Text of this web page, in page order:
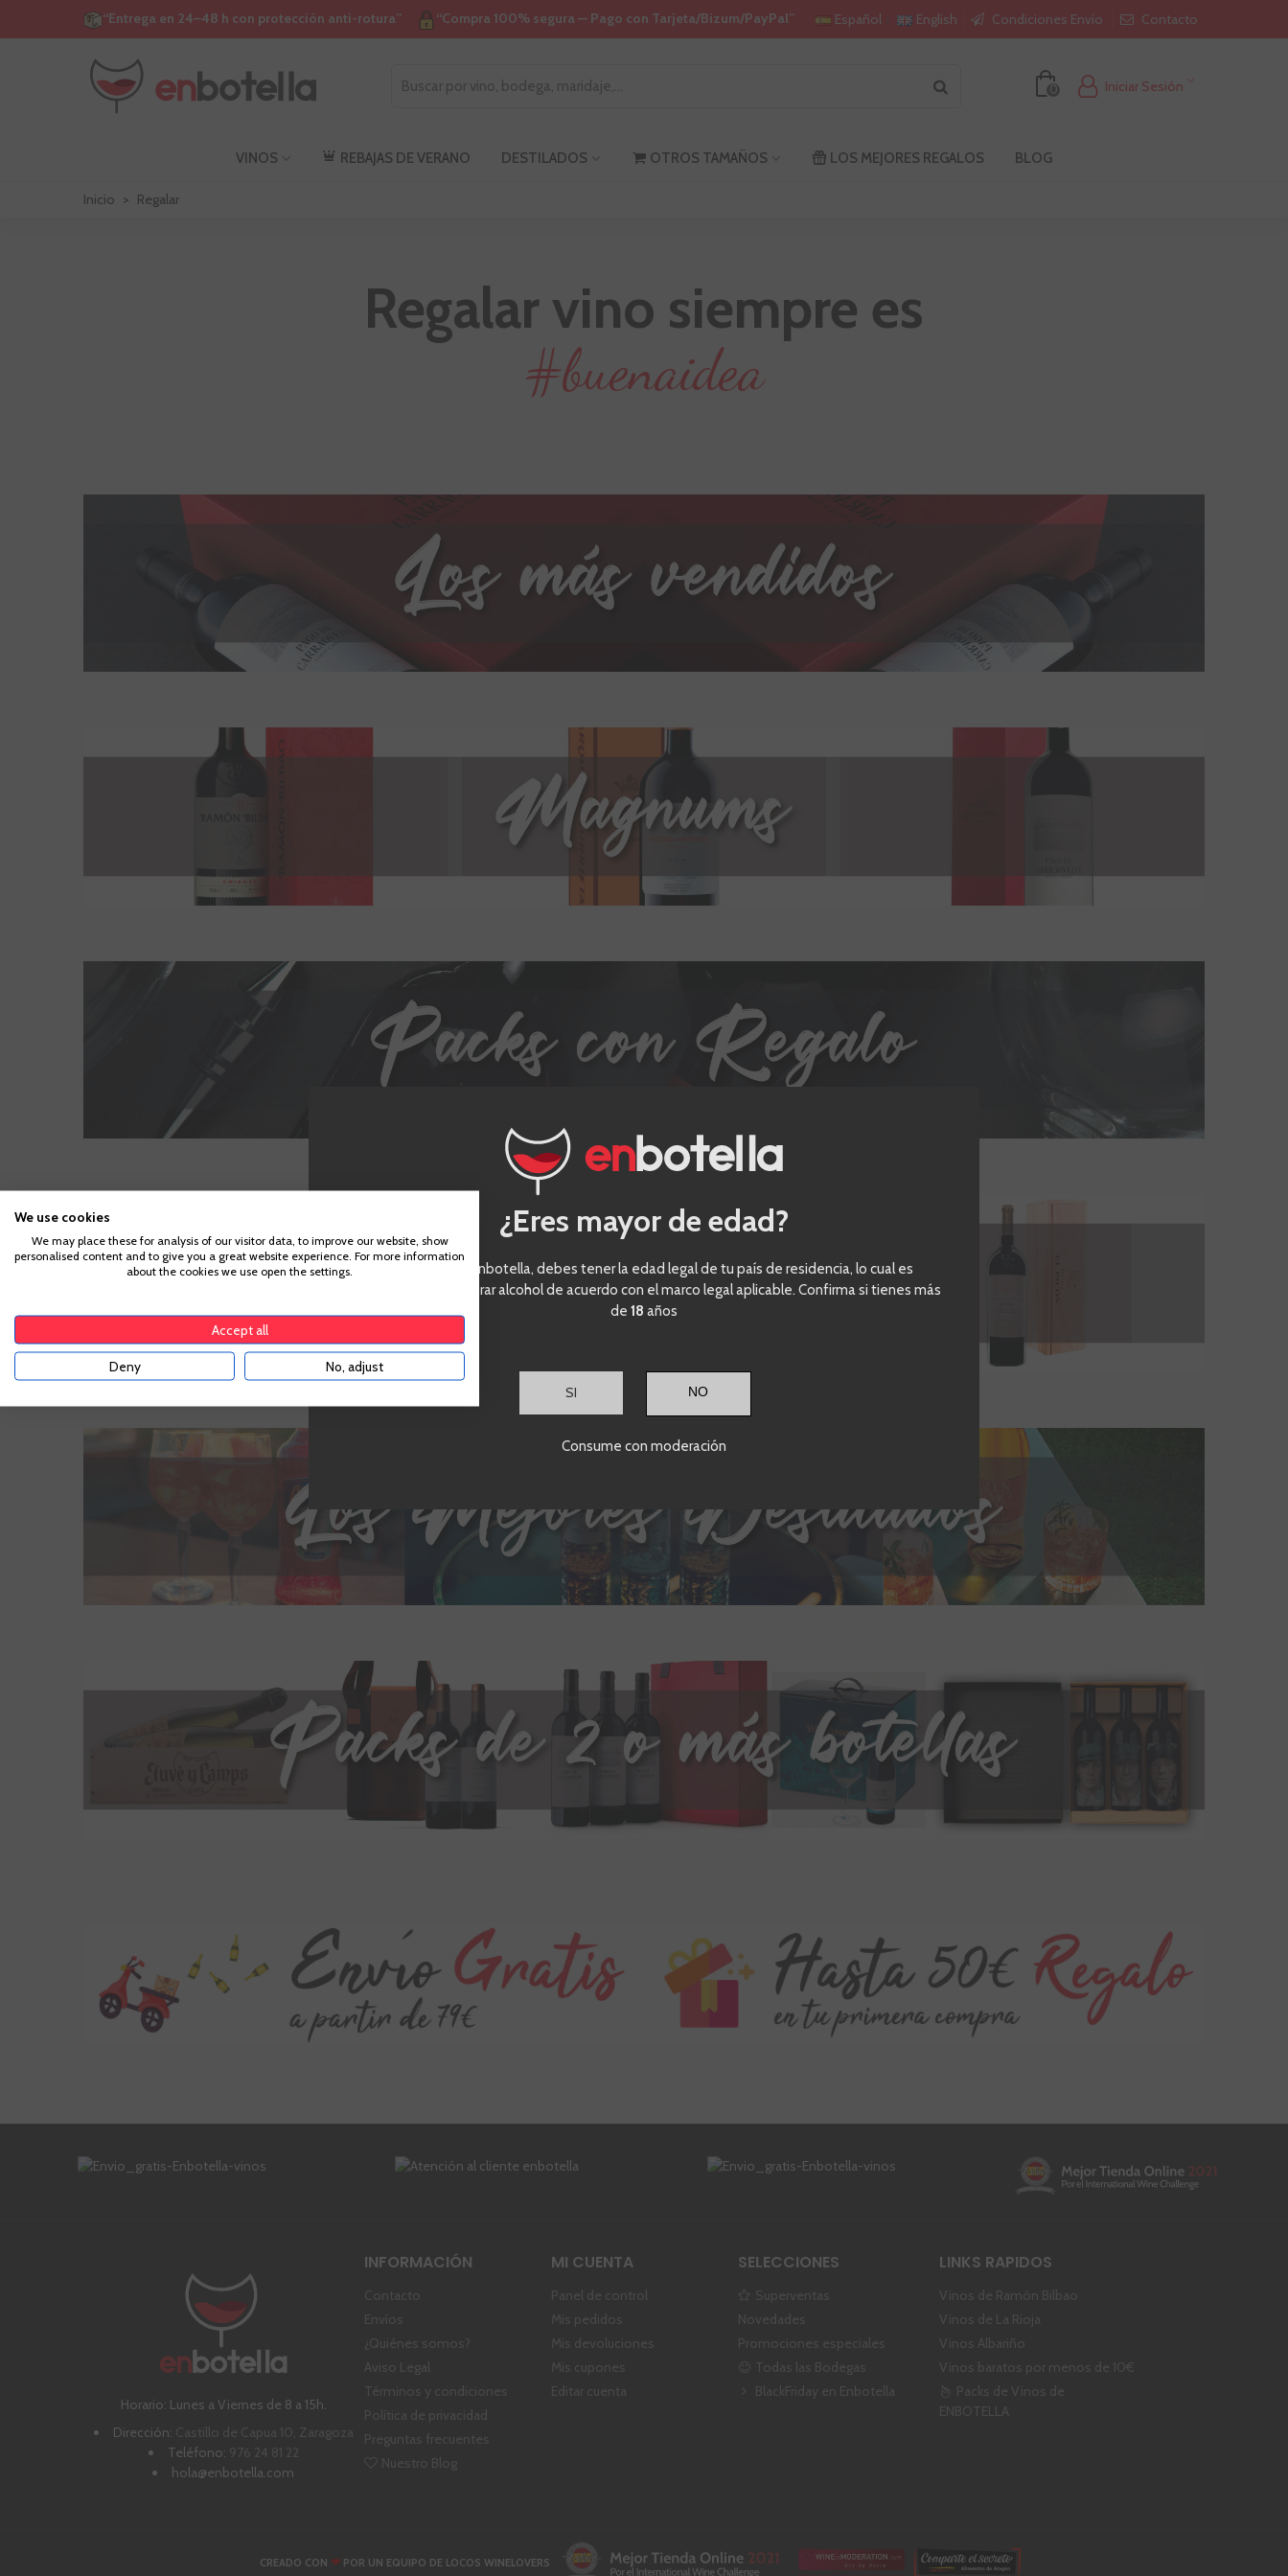
“Entrega en 24–48 h con protección anti-rotura” “Compra 100% segura — Pago con Tarjeta/Bizum/PayPal” Español English Condiciones Envío Contacto
0 Iniciar Sesión
VINOS REBAJAS DE VERANO DESTILADOS OTROS TAMAÑOS LOS MEJORES REGALOS BLOG
Inicio > Regalar
Regalar vino siempre es
#buenaidea
Horario: Lunes a Viernes de 8 a 15h.
Dirección: Castillo de Capua 10, Zaragoza
Teléfono: 976 24 81 22
hola@enbotella.com
INFORMACIÓN
Contacto
Envíos
¿Quiénes somos?
Aviso Legal
Términos y condiciones
Política de privacidad
Preguntas frecuentes
Nuestro Blog
MI CUENTA
Panel de control
Mis pedidos
Mis devoluciones
Mis cupones
Editar cuenta
SELECCIONES
Superventas
Novedades
Promociones especiales
Todas las Bodegas
BlackFriday en Enbotella
LINKS RAPIDOS
Vinos de Ramón Bilbao
Vinos de La Rioja
Vinos Albariño
Vinos baratos por menos de 10€
Packs de Vinos de
ENBOTELLA
CREADO CON ❤POR UN EQUIPO DE LOCOS WINELOVERS
¿Eres mayor de edad?
Para acceder a enbotella, debes tener la edad legal de tu país de residencia, lo cual es
suficiente para comprar alcohol de acuerdo con el marco legal aplicable. Confirma si tienes más
de18 años
SI
Consume con moderación
We use cookies
We may place these for analysis of our visitor data, to improve our website, show
personalised content and to give you a great website experience. For more information
about the cookies we use open the settings.
Accept all
Deny No, adjust